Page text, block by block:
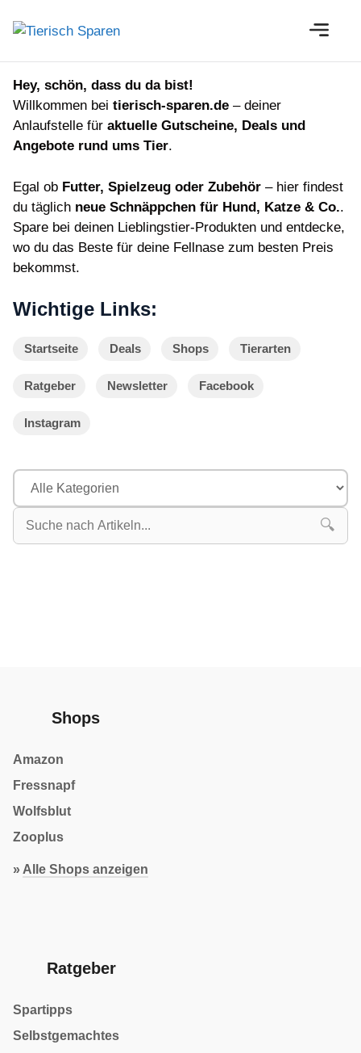
Inhalt
Hey, schön, dass du da bist!
Willkommen bei tierisch-sparen.de – deiner
Anlaufstelle für aktuelle Gutscheine, Deals und
Angebote rund ums Tier.
Egal ob Futter, Spielzeug oder Zubehör – hier findest
du täglich neue Schnäppchen für Hund, Katze & Co..
Spare bei deinen Lieblingstier-Produkten und entdecke,
wo du das Beste für deine Fellnase zum besten Preis
bekommst.
Wichtige Links:
Startseite Deals Shops Tierarten
Ratgeber Newsletter Facebook
Instagram
🔍
Shops
Amazon
Fressnapf
Wolfsblut
Zooplus
» Alle Shops anzeigen
Ratgeber
Spartipps
Selbstgemachtes